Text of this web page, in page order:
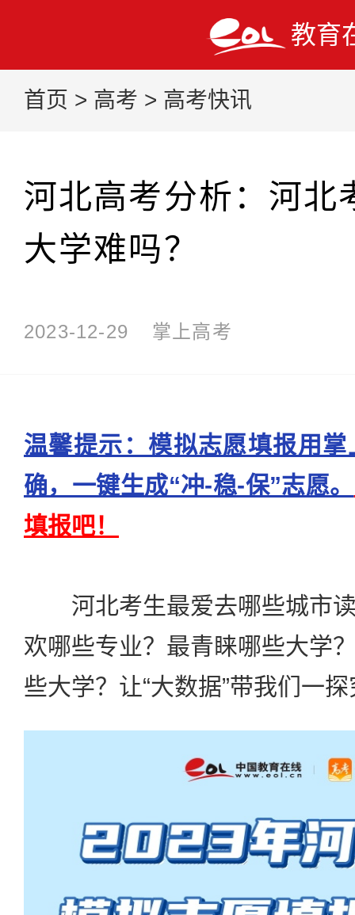
教育
首页 > 高考 > 高考快讯
河北高考分析：河北
大学难吗？
2023-12-29 掌上高考
温馨提示：模拟志愿填报用
确，一键生成“冲-稳-保”志愿。
填报吧！
河北考生最爱去哪些城市读
欢哪些专业？最青睐哪些大学
些大学？让“大数据”带我们一